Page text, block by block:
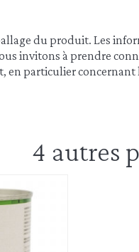
du produit. Les
invitons à prendre
particulier concernant
4 autres